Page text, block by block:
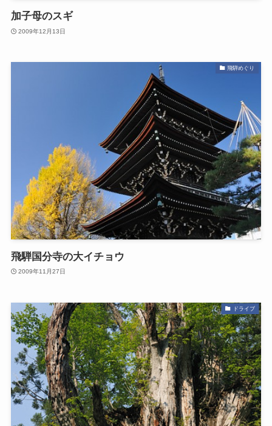
加子母のスギ
2009年12月13日
飛騨めぐり
飛騨国分寺の大イチョウ
2009年11月27日
ドライブ